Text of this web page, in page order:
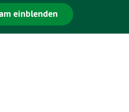
einblenden